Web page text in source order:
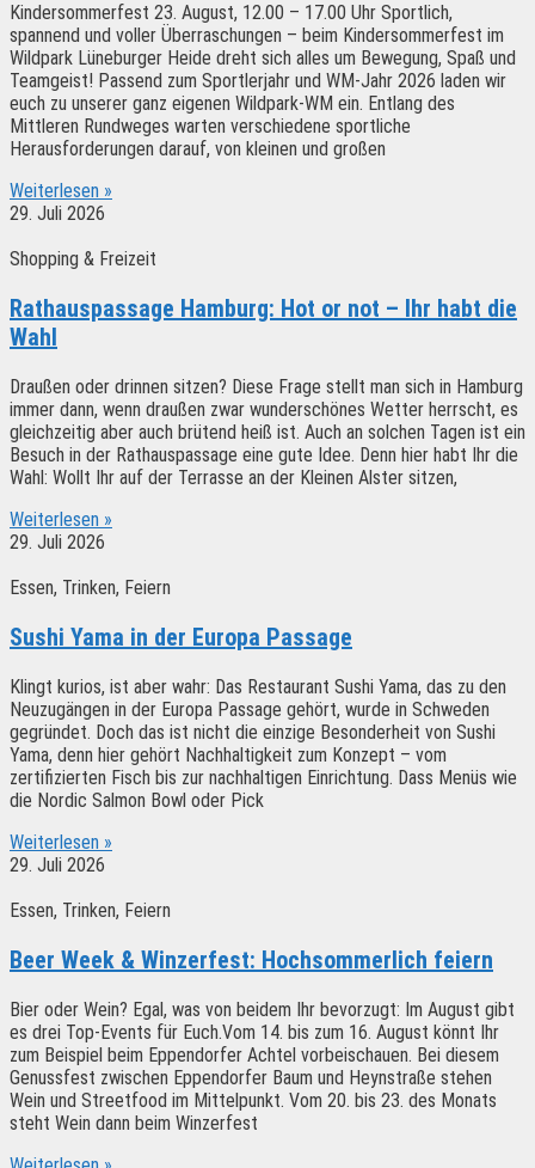
Kindersommerfest 23. August, 12.00 – 17.00 Uhr Sportlich,
spannend und voller Überraschungen – beim Kindersommerfest im
Wildpark Lüneburger Heide dreht sich alles um Bewegung, Spaß und
Teamgeist! Passend zum Sportlerjahr und WM-Jahr 2026 laden wir
euch zu unserer ganz eigenen Wildpark-WM ein. Entlang des
Mittleren Rundweges warten verschiedene sportliche
Herausforderungen darauf, von kleinen und großen
Weiterlesen »
29. Juli 2026
Shopping & Freizeit
Rathauspassage Hamburg: Hot or not – Ihr habt die
Wahl
Draußen oder drinnen sitzen? Diese Frage stellt man sich in Hamburg
immer dann, wenn draußen zwar wunderschönes Wetter herrscht, es
gleichzeitig aber auch brütend heiß ist. Auch an solchen Tagen ist ein
Besuch in der Rathauspassage eine gute Idee. Denn hier habt Ihr die
Wahl: Wollt Ihr auf der Terrasse an der Kleinen Alster sitzen,
Weiterlesen »
29. Juli 2026
Essen, Trinken, Feiern
Sushi Yama in der Europa Passage
Klingt kurios, ist aber wahr: Das Restaurant Sushi Yama, das zu den
Neuzugängen in der Europa Passage gehört, wurde in Schweden
gegründet. Doch das ist nicht die einzige Besonderheit von Sushi
Yama, denn hier gehört Nachhaltigkeit zum Konzept – vom
zertifizierten Fisch bis zur nachhaltigen Einrichtung. Dass Menüs wie
die Nordic Salmon Bowl oder Pick
Weiterlesen »
29. Juli 2026
Essen, Trinken, Feiern
Beer Week & Winzerfest: Hochsommerlich feiern
Bier oder Wein? Egal, was von beidem Ihr bevorzugt: Im August gibt
es drei Top-Events für Euch.Vom 14. bis zum 16. August könnt Ihr
zum Beispiel beim Eppendorfer Achtel vorbeischauen. Bei diesem
Genussfest zwischen Eppendorfer Baum und Heynstraße stehen
Wein und Streetfood im Mittelpunkt. Vom 20. bis 23. des Monats
steht Wein dann beim Winzerfest